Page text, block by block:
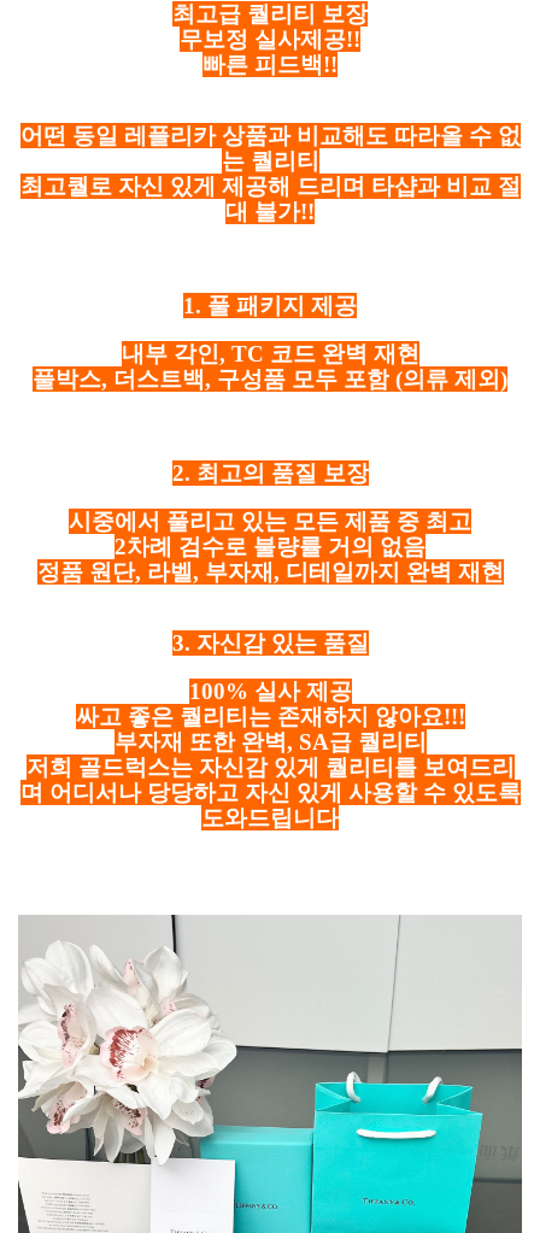
최고급 퀄리티 보장
무보정 실사제공!!
빠른 피드백!!
어떤 동일 레플리카 상품과 비교해도 따라올 수 없
는 퀄리티
최고퀄로 자신 있게 제공해 드리며 타샵과 비교 절
대 불가!!
1. 풀 패키지 제공
내부 각인, TC 코드 완벽 재현
풀박스, 더스트백, 구성품 모두 포함 (의류 제외)
2. 최고의 품질 보장
시중에서 풀리고 있는 모든 제품 중 최고
2차례 검수로 불량률 거의 없음
정품 원단, 라벨, 부자재, 디테일까지 완벽 재현
3. 자신감 있는 품질
100% 실사 제공
싸고 좋은 퀄리티는 존재하지 않아요!!!
부자재 또한 완벽, SA급 퀄리티
저희 골드럭스는 자신감 있게 퀄리티를 보여드리
며 어디서나 당당하고 자신 있게 사용할 수 있도록
도와드립니다